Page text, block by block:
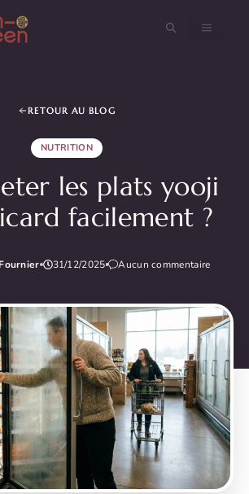
MENU
RETOUR AU BLOG
NUTRITION
les plats yooji
facilement ?
31/12/2025 Aucun commentaire